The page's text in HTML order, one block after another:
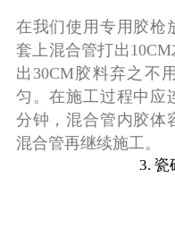
在我们使用专用胶枪
套上混合管打出
出30CM胶料弃之不
匀。在施工过程中应
分钟，混合管内胶体
混合管再继续施工。
3. 瓷